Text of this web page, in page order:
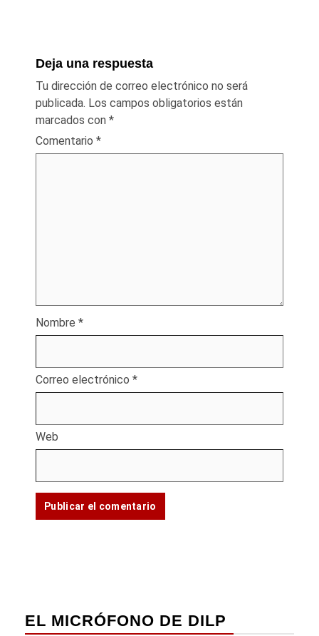
Deja una respuesta
Tu dirección de correo electrónico no será
publicada. Los campos obligatorios están
marcados con *
Comentario *
Nombre *
Correo electrónico *
Web
EL MICRÓFONO DE DILP